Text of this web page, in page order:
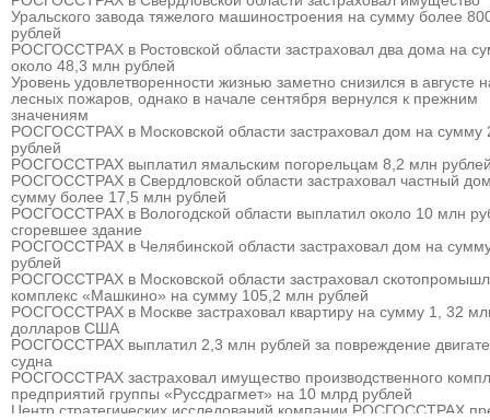
Уральского завода тяжелого машиностроения на сумму более
рублей
РОСГОССТРАХ в Ростовской области застраховал два дома на
около 48,3 млн рублей
Уровень удовлетворенности жизнью заметно снизился в августе
лесных пожаров, однако в начале сентября вернулся к прежним
значениям
РОСГОССТРАХ в Московской области застраховал дом на сумму
рублей
РОСГОССТРАХ выплатил ямальским погорельцам 8,2 млн
РОСГОССТРАХ в Свердловской области застраховал частный
сумму более 17,5 млн рублей
РОСГОССТРАХ в Вологодской области выплатил около 10 млн
сгоревшее здание
РОСГОССТРАХ в Челябинской области застраховал дом на
рублей
РОСГОССТРАХ в Московской области застраховал
комплекс «Машкино» на сумму 105,2 млн рублей
РОСГОССТРАХ в Москве застраховал квартиру на сумму 1, 32
долларов США
РОСГОССТРАХ выплатил 2,3 млн рублей за повреждение
судна
РОСГОССТРАХ застраховал имущество производственного
предприятий группы «Руссдрагмет» на 10 млрд рублей
Центр стратегических исследований компании РОСГОССТРАХ